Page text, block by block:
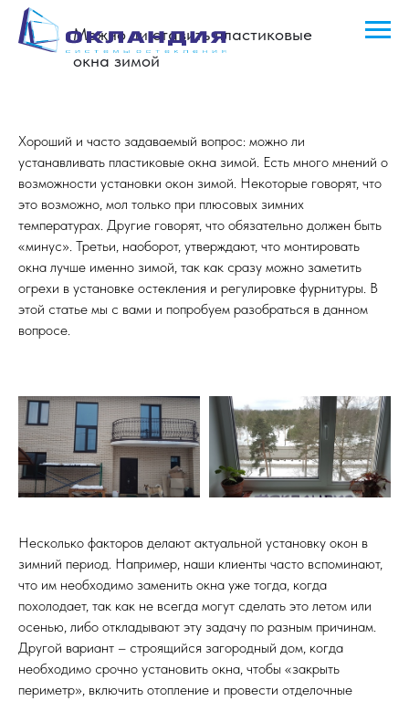
Можно ли ставить пластиковые
окна зимой
Хороший и часто задаваемый вопрос: можно ли
устанавливать пластиковые окна зимой. Есть много мнений о
возможности установки окон зимой. Некоторые говорят, что
это возможно, мол только при плюсовых зимних
температурах. Другие говорят, что обязательно должен быть
«минус». Третьи, наоборот, утверждают, что монтировать
окна лучше именно зимой, так как сразу можно заметить
огрехи в установке остекления и регулировке фурнитуры. В
этой статье мы с вами и попробуем разобраться в данном
вопросе.
Несколько факторов делают актуальной установку окон в
зимний период. Например, наши клиенты часто вспоминают,
что им необходимо заменить окна уже тогда, когда
похолодает, так как не всегда могут сделать это летом или
осенью, либо откладывают эту задачу по разным причинам.
Другой вариант – строящийся загородный дом, когда
необходимо срочно установить окна, чтобы «закрыть
периметр», включить отопление и провести отделочные